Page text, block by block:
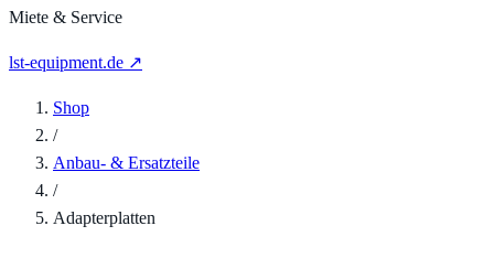
Miete & Service
lst-equipment.de ↗
Shop
/
Anbau- & Ersatzteile
/
Adapterplatten